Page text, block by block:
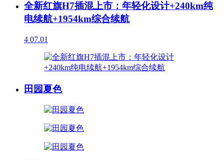
全新红旗H7插混上市：年轻化设计+240km纯
电续航+1954km综合续航
4 07.01
田园夏色